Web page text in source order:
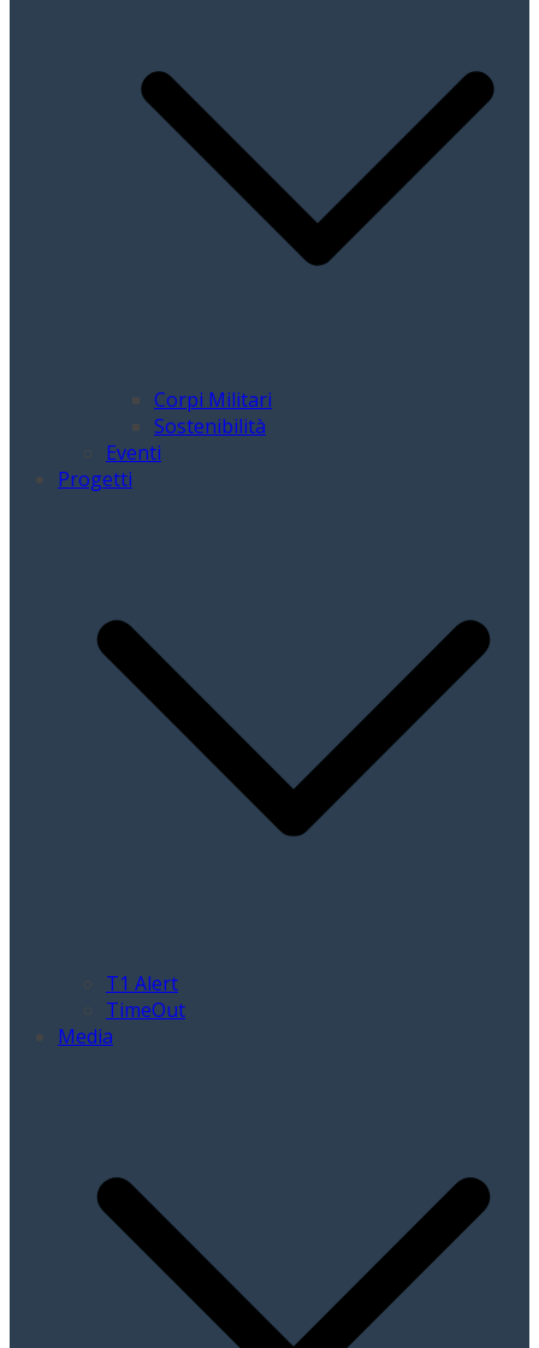
Corpi Militari
Sostenibilità
Eventi
Progetti
T1 Alert
TimeOut
Media